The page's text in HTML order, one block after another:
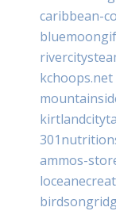
caribbean-
kchoops.net
ammos-